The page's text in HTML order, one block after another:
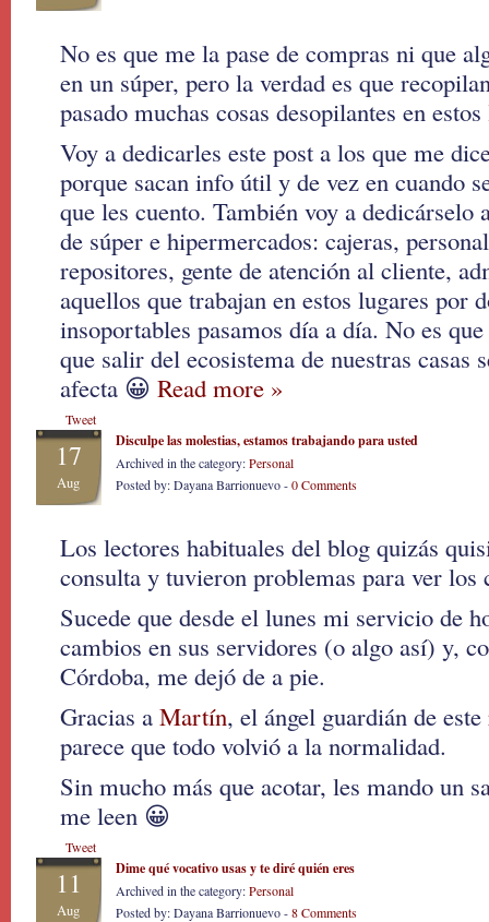
No es que me la pase de compras ni que
en un súper, pero la verdad es que
pasado muchas cosas desopilantes en
Voy a dedicarles este post a los que me
porque sacan info útil y de vez en cuando
que les cuento. También voy a dedicárselo
de súper e hipermercados: cajeras,
repositores, gente de atención al cliente,
aquellos que trabajan en estos lugares por
insoportables pasamos día a día. No es
que salir del ecosistema de nuestras casas
afecta 😀 Read more »
Tweet
17
Aug
Disculpe las molestias, estamos trabajando para usted
Archived in the category:Personal
Posted by: Dayana Barrionuevo -0 Comments
Los lectores habituales del blog quizás
consulta y tuvieron problemas para ver los
Sucede que desde el lunes mi servicio de
cambios en sus servidores (o algo así) y,
Córdoba, me dejó de a pie.
Gracias a Martín, el ángel guardián de
parece que todo volvió a la normalidad.
Sin mucho más que acotar, les mando un
me leen 😀
Tweet
11
Aug
Dime qué vocativo usas y te diré quién eres
Archived in the category:Personal
Posted by: Dayana Barrionuevo -8 Comments